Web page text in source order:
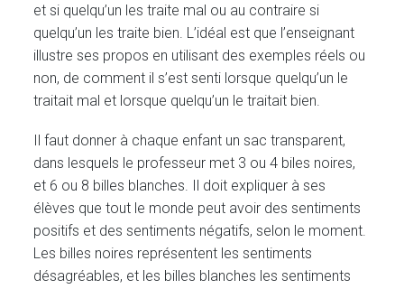
et si quelqu’un les traite mal ou au contraire si
quelqu’un les traite bien. L’idéal est que l’enseignant
illustre ses propos en utilisant des exemples réels ou
non, de comment il s’est senti lorsque quelqu’un le
traitait mal et lorsque quelqu’un le traitait bien.
Il faut donner à chaque enfant un sac transparent,
dans lesquels le professeur met 3 ou 4 biles noires,
et 6 ou 8 billes blanches. Il doit expliquer à ses
élèves que tout le monde peut avoir des sentiments
positifs et des sentiments négatifs, selon le moment.
Les billes noires représentent les sentiments
désagréables, et les billes blanches les sentiments